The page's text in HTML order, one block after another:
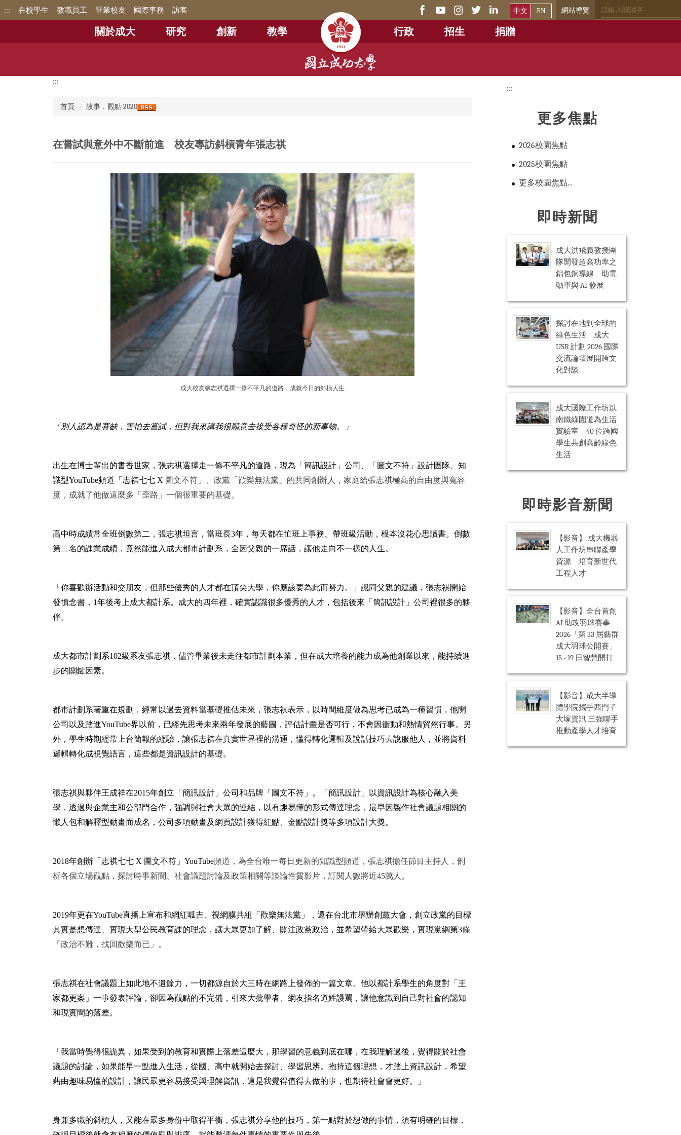
跳
::: 在校學生 教職員工 畢業校友 國際事務 訪客 網站導覽
關於成大 研究 創新 教學 行政 招生 捐贈
中文 EN
:::
首頁 故事．觀點 2020
在嘗試與意外中不斷前進 校友專訪斜槓青年張志祺
成大校友張志祺選擇一條不平凡的道路，成就今日的斜槓人生
「別人認為是賽缺，害怕去嘗試，但對我來講我很願意去接受各種奇怪的新事物。」
出生在博士輩出的書香世家，張志祺選擇走一條不平凡的道路，現為「簡訊設計」公司、「圖文不符」設計團隊、知
識型YouTube頻道「志祺七七 X 圖文不符」、政黨「歡樂無法黨」的共同創辦人，家庭給張志祺極高的自由度與寬容
度，成就了他做這麼多「歪路」一個很重要的基礎。
高中時成績常全班倒數第二，張志祺坦言，當班長3年，每天都在忙班上事務、帶班級活動，根本沒花心思讀書。倒數
第二名的課業成績，竟然能進入成大都市計劃系，全因父親的一席話，讓他走向不一樣的人生。
「你喜歡辦活動和交朋友，但那些優秀的人才都在頂尖大學，你應該要為此而努力。」認同父親的建議，張志祺開始
發憤念書，1年後考上成大都計系。成大的四年裡，確實認識很多優秀的人才，包括後來「簡訊設計」公司裡很多的夥
伴。
成大都市計劃系102級系友張志祺，儘管畢業後未走往都市計劃本業，但在成大培養的能力成為他創業以來，能持續進
步的關鍵因素。
都市計劃系著重在規劃，經常以過去資料當基礎推估未來，張志祺表示，以時間維度做為思考已成為一種習慣，他開
公司以及踏進YouTube界以前，已經先思考未來兩年發展的藍圖，評估計畫是否可行，不會因衝動和熱情貿然行事。另
外，學生時期經常上台簡報的經驗，讓張志祺在真實世界裡的溝通，懂得轉化邏輯及說話技巧去說服他人，並將資料
邏輯轉化成視覺語言，這些都是資訊設計的基礎。
張志祺與夥伴王成祥在2015年創立「簡訊設計」公司和品牌「圖文不符」。「簡訊設計」以資訊設計為核心融入美
學，透過與企業主和公部門合作，強調與社會大眾的連結，以有趣易懂的形式傳達理念，最早因製作社會議題相關的
懶人包和解釋型動畫而成名，公司多項動畫及網頁設計獲得紅點、金點設計獎等多項設計大獎。
2018年創辦「志祺七七 X 圖文不符」YouTube頻道，為全台唯一每日更新的知識型頻道，張志祺擔任節目主持人，剖
析各個立場觀點，探討時事新聞、社會議題討論及政策相關等談論性質影片，訂閱人數將近45萬人。
2019年更在YouTube直播上宣布和網紅呱吉、視網膜共組「歡樂無法黨」，還在台北市舉辦創黨大會，創立政黨的目標
其實是想傳達、實現大型公民教育課的理念，讓大眾更加了解、關注政黨政治，並希望帶給大眾歡樂，實現黨綱第3條
「政治不難，找回歡樂而已」。
張志祺在社會議題上如此地不遺餘力，一切都源自於大三時在網路上發佈的一篇文章。他以都計系學生的角度對「王
家都更案」一事發表評論，卻因為觀點的不完備，引來大批學者、網友指名道姓謾罵，讓他意識到自己對社會的認知
和現實間的落差。
「我當時覺得很詭異，如果受到的教育和實際上落差這麼大，那學習的意義到底在哪，在我理解過後，覺得關於社會
議題的討論，如果能早一點進入生活，從國、高中就開始去探討、學習思辨。抱持這個理想，才踏上資訊設計，希望
藉由趣味易懂的設計，讓民眾更容易接受與理解資訊，這是我覺得值得去做的事，也期待社會會更好。」
身兼多職的斜槓人，又能在眾多身份中取得平衡，張志祺分享他的技巧，第一點對於想做的事情，須有明確的目標，
:::
更多焦點
2026校園焦點
2025校園焦點
更多校園焦點...
即時新聞
成大洪飛義教授團
隊開發超高功率之
鋁包銅導線 助電
動車與 AI 發展
探討在地到全球的
綠色生活 成大
USR 計劃 2026 國際
交流論壇展開跨文
化對談
成大國際工作坊以
南鐵綠園道為生活
實驗室 40 位跨國
學生共創高齡綠色
生活
即時影音新聞
【影音】 成大機器
人工作坊串聯產學
資源 培育新世代
工程人才
【影音】全台首創
AI 助攻羽球賽事
2026「第 33 屆藝群
成大羽球公開賽」
15 - 19 日智慧開打
【影音】成大半導
體學院攜手西門子
大塚資訊 三強聯手
推動產學人才培育